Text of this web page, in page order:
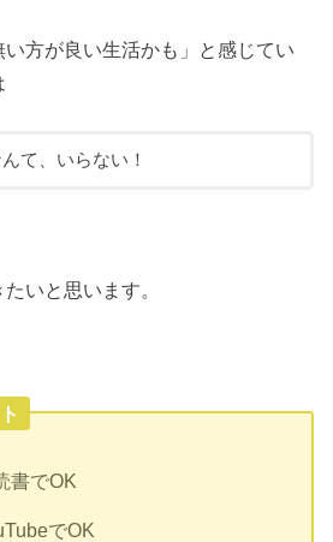
方が良い生活かも」と感じてい
て、いらない！
いと思います。
書でOK
でOK